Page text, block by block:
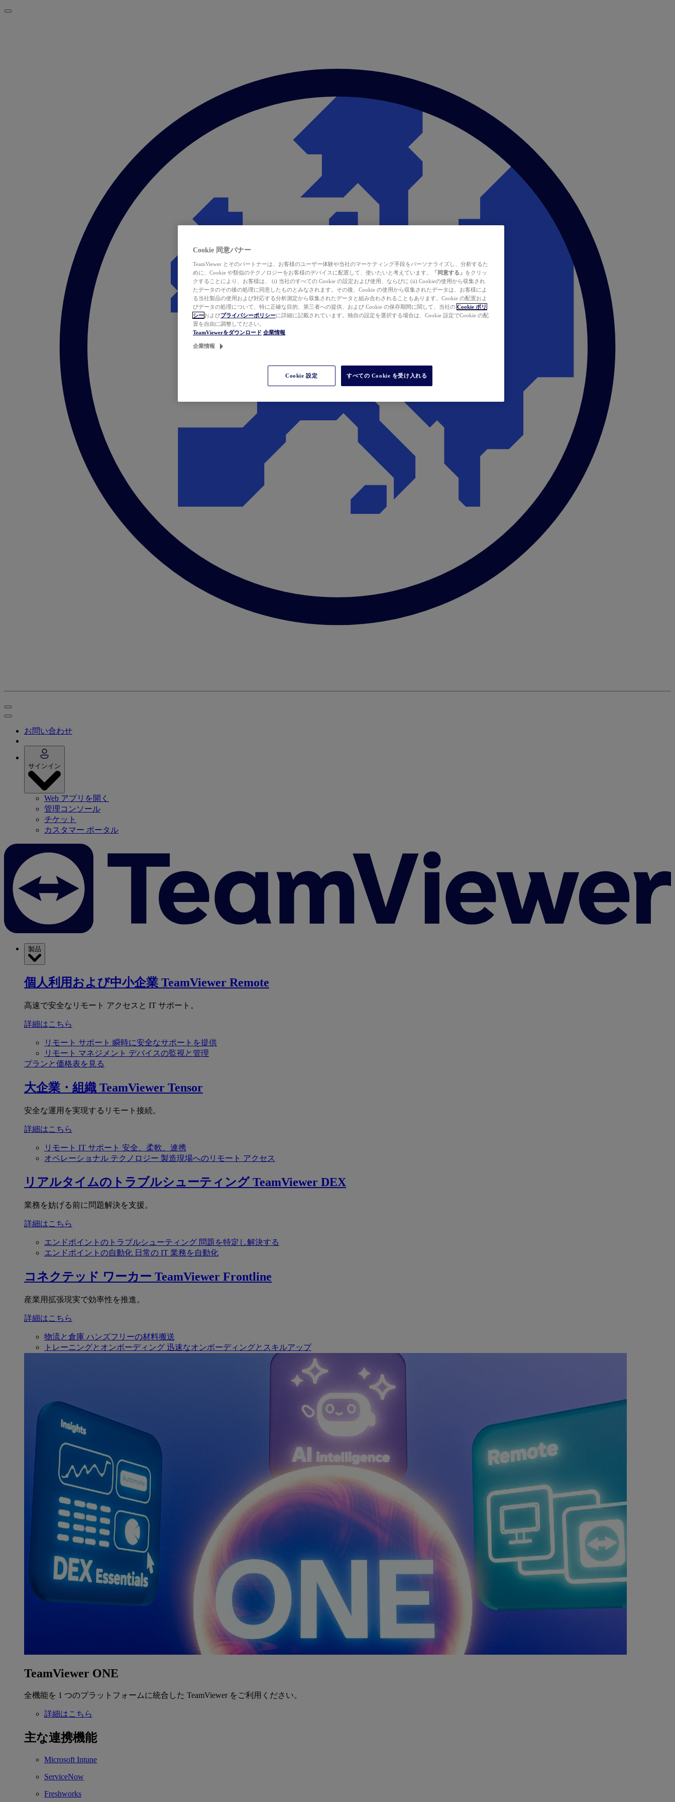
お問い合わせ
サインイン
Web アプリを開く
管理コンソール
チケット
カスタマー ポータル
製品
個人利用および中小企業 TeamViewer Remote
高速で安全なリモート アクセスと IT サポート。
詳細はこちら
リモート サポート 瞬時に安全なサポートを提供
リモート マネジメント デバイスの監視と管理
プランと価格表を見る
大企業・組織 TeamViewer Tensor
安全な運用を実現するリモート接続。
詳細はこちら
リモート IT サポート 安全、柔軟、連携
オペレーショナル テクノロジー 製造現場へのリモート アクセス
リアルタイムのトラブルシューティング TeamViewer DEX
業務を妨げる前に問題解決を支援。
詳細はこちら
エンドポイントのトラブルシューティング 問題を特定し解決する
エンドポイントの自動化 日常の IT 業務を自動化
コネクテッド ワーカー TeamViewer Frontline
産業用拡張現実で効率性を推進。
詳細はこちら
物流と倉庫 ハンズフリーの材料搬送
トレーニングとオンボーディング 迅速なオンボーディングとスキルアップ
TeamViewer ONE
全機能を 1 つのプラットフォームに統合した TeamViewer をご利用ください。
詳細はこちら
主な連携機能
Microsoft Intune
ServiceNow
Freshworks
Cookie 同意バナー
TeamViewer とそのパートナーは、お客様のユーザー体験や当社のマーケティング手段をパーソナライズし、分析するた
めに、Cookie や類似のテクノロジーをお客様のデバイスに配置して、使いたいと考えています。
「同意する」 をクリッ
クすることにより、お客様は、 (i) 当社のすべての Cookie の設定および使用、ならびに (ii) Cookieの使用から収集され
たデータのその後の処理に同意したものとみなされます。その後、Cookie の使用から収集されたデータは、お客様によ
る当社製品の使用および対応する分析測定から収集されたデータと組み合わされることもあります。Cookie の配置およ
びデータの処理について、特に正確な目的、第三者への提供、および Cookie の保存期間に関して、当社の Cookie ポリ
シーおよびプライバシーポリシーに詳細に記載されています。独自の設定を選択する場合は、Cookie 設定でCookie の配
置を自由に調整してださい。
TeamViewerをダウンロード 企業情報
企業情報
Cookie 設定 すべての Cookie を受け入れる